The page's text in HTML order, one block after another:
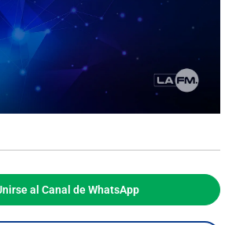
al Canal de WhatsApp